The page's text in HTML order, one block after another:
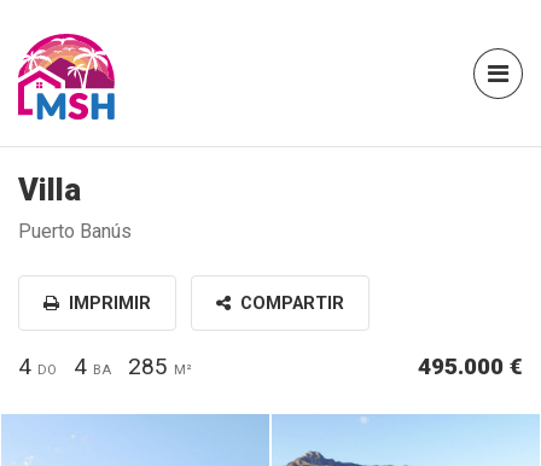
Villa
Puerto Banús
IMPRIMIR COMPARTIR
4 DO 4 BA 285 M² 495.000 €
15_15529922090 (1).jpg